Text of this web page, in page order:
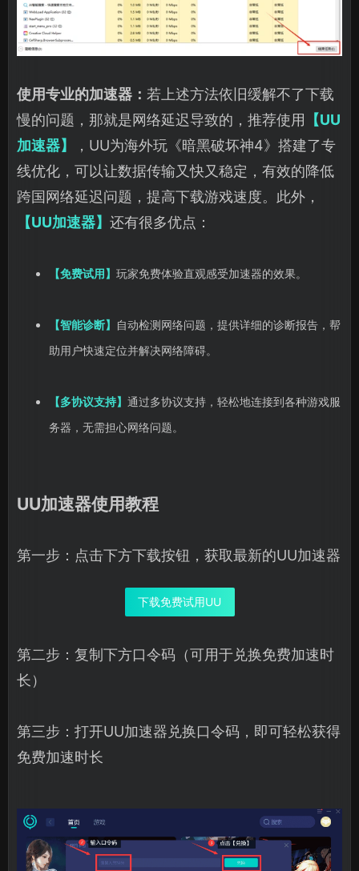
使用专业的加速器： 若上述方法依旧缓解不了下载
慢的问题，那就是网络延迟导致的，推荐使用
【UU
加速器】
，UU为海外玩《暗黑破坏神4》搭建了专
线优化，可以让数据传输又快又稳定，有效的降低
跨国网络延迟问题，提高下载游戏速度。此外，
【UU加速器】 还有很多优点：
【免费试用】 玩家免费体验直观感受加速器的效果。
【智能诊断】 自动检测网络问题，提供详细的诊断报告，帮
助用户快速定位并解决网络障碍。
【多协议支持】 通过多协议支持，轻松地连接到各种游戏服
务器，无需担心网络问题。
UU加速器使用教程
第一步：点击下方下载按钮，获取最新的UU加速器
下载免费试用UU
第二步：复制下方口令码（可用于兑换免费加速时
长）
第三步：打开UU加速器兑换口令码，即可轻松获得
免费加速时长